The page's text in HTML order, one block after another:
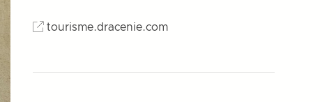
tourisme.dracenie.com